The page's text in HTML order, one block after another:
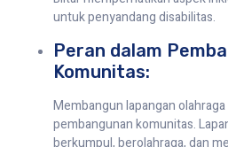
untuk penyandang disabilitas.
Peran dalam
Komunitas:
Membangun lapangan
pembangunan komunitas.
berkumpul, berolahraga, dan